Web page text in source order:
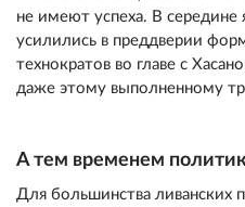
не имеют успеха. В середине
усилились в преддверии
технократов во главе с
даже этому выполненному
А тем временем
Для большинства ливанских